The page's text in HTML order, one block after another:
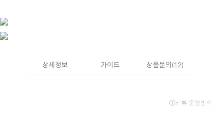
상세정보 가이드 상품문의(12)